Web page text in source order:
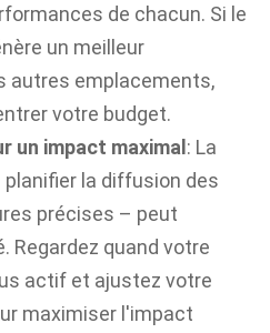
de chacun. Si le
un meilleur
autres emplacements,
votre budget.
un impact maximal : La
la diffusion des
précises – peut
Regardez quand votre
actif et ajustez votre
maximiser l'impact